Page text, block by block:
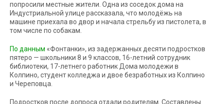
попросили местные жители. Одна из соседок дома на
Индустриальной улице рассказала, что молодёжь на
машине приехала во двор и начала стрельбу из пистолета, в
том числе по собакам.
По данным «Фонтанки», из задержанных десяти подростков
пятеро — школьники 8 и 9 классов, 16-летний сотрудник
библиотеки, 17-летнего работник Дома молодежи в
Колпино, студент колледжа и двое безработных из Колпино
и Череповца.
Подростков после допроса отдали родителям. Составлены